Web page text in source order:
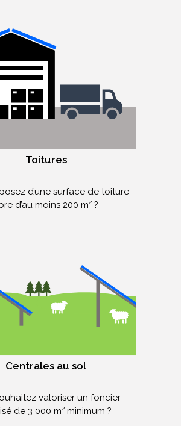
Toitures
d’une surface de toiture
d’au moins 200 m² ?
Centrales au sol
valoriser un foncier
de 3 000 m² minimum ?